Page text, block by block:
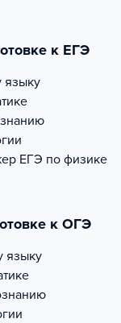
к ЕГЭ
языку
ЕГЭ по физике
к ОГЭ
языку